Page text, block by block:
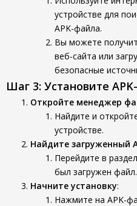
устройстве для
APK-файла.
Вы можете
веб-сайта или
безопасные
Шаг 3: Установите
Откройте менеджер
Найдите и
устройстве.
Найдите загруженный
Перейдите в
был загружен файл.
Начните установку:
Нажмите на APK-